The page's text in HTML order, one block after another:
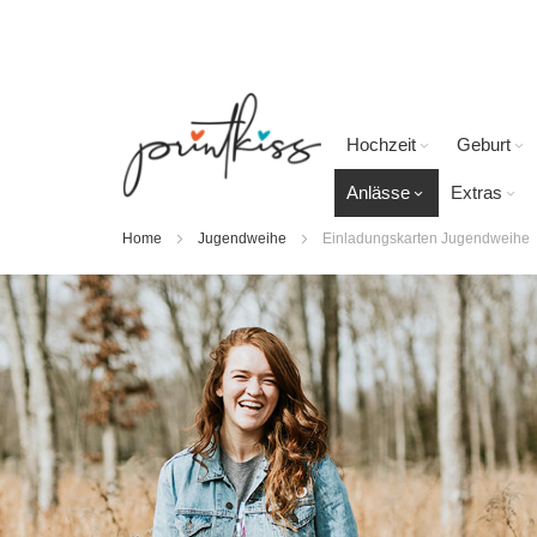
Hochzeit Geburt
Anlässe Extras
Home Jugendweihe Einladungskarten Jugendweihe